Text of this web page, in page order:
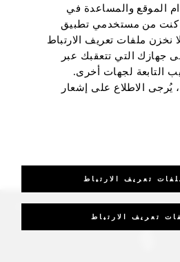
الموقع والمساعدة في
كنت من مستخدمي تطبيق
لا نخزن ملفات تعريف الارتباط
جهازك التي تتعقبك عبر
التابعة لجهات أخرى.
يُرجى الاطلاع على إشعار
تعريف الارتباط
تعريف الارتباط